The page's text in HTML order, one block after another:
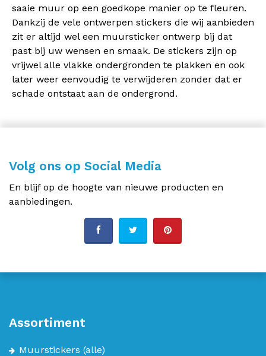
saaie muur op een goedkope manier op te fleuren.
Dankzij de vele ontwerpen stickers die wij aanbieden
zit er altijd wel een muursticker ontwerp bij dat
past bij uw wensen en smaak. De stickers zijn op
vrijwel alle vlakke ondergronden te plakken en ook
later weer eenvoudig te verwijderen zonder dat er
schade ontstaat aan de ondergrond.
Volg ons op Social Media
En blijf op de hoogte van nieuwe producten en
aanbiedingen.
Assortiment
Muurstickers (alle)